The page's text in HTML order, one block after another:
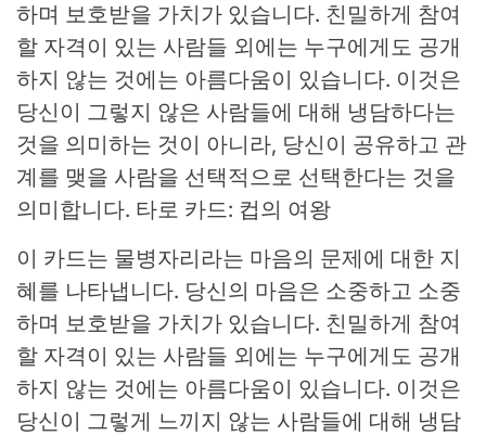
하며 보호받을 가치가 있습니다. 친밀하게 참여
할 자격이 있는 사람들 외에는 누구에게도 공개
하지 않는 것에는 아름다움이 있습니다. 이것은
당신이 그렇지 않은 사람들에 대해 냉담하다는
것을 의미하는 것이 아니라, 당신이 공유하고 관
계를 맺을 사람을 선택적으로 선택한다는 것을
의미합니다. 타로 카드: 컵의 여왕
이 카드는 물병자리라는 마음의 문제에 대한 지
혜를 나타냅니다. 당신의 마음은 소중하고 소중
하며 보호받을 가치가 있습니다. 친밀하게 참여
할 자격이 있는 사람들 외에는 누구에게도 공개
하지 않는 것에는 아름다움이 있습니다. 이것은
당신이 그렇게 느끼지 않는 사람들에 대해 냉담